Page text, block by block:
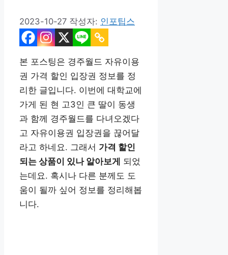
2023-10-27 작성자: 인포팁스
본 포스팅은 경주월드 자유이용
권 가격 할인 입장권 정보를 정
리한 글입니다. 이번에 대학교에
가게 된 현 고3인 큰 딸이 동생
과 함께 경주월드를 다녀오겠다
고 자유이용권 입장권을 끊어달
라고 하네요. 그래서 가격 할인
되는 상품이 있나 알아보게 되었
는데요. 혹시나 다른 분께도 도
움이 될까 싶어 정보를 정리해봅
니다.